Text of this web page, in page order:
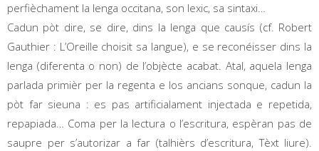
perfièchament la lenga occitana, son lexic, sa sintaxi…
Cadun pòt dire, se dire, dins la lenga que causís (cf. Robert
Gauthier : L’Oreille choisit sa langue), e se reconéisser dins la
lenga (diferenta o non) de l’objècte acabat. Atal, aquela lenga
parlada primièr per la regenta e los ancians sonque, cadun la
pòt far sieuna : es pas artificialament injectada e repetida,
repapiada… Coma per la lectura o l’escritura, espèran pas de
saupre per s’autorizar a far (talhièrs d’escritura, Tèxt liure).